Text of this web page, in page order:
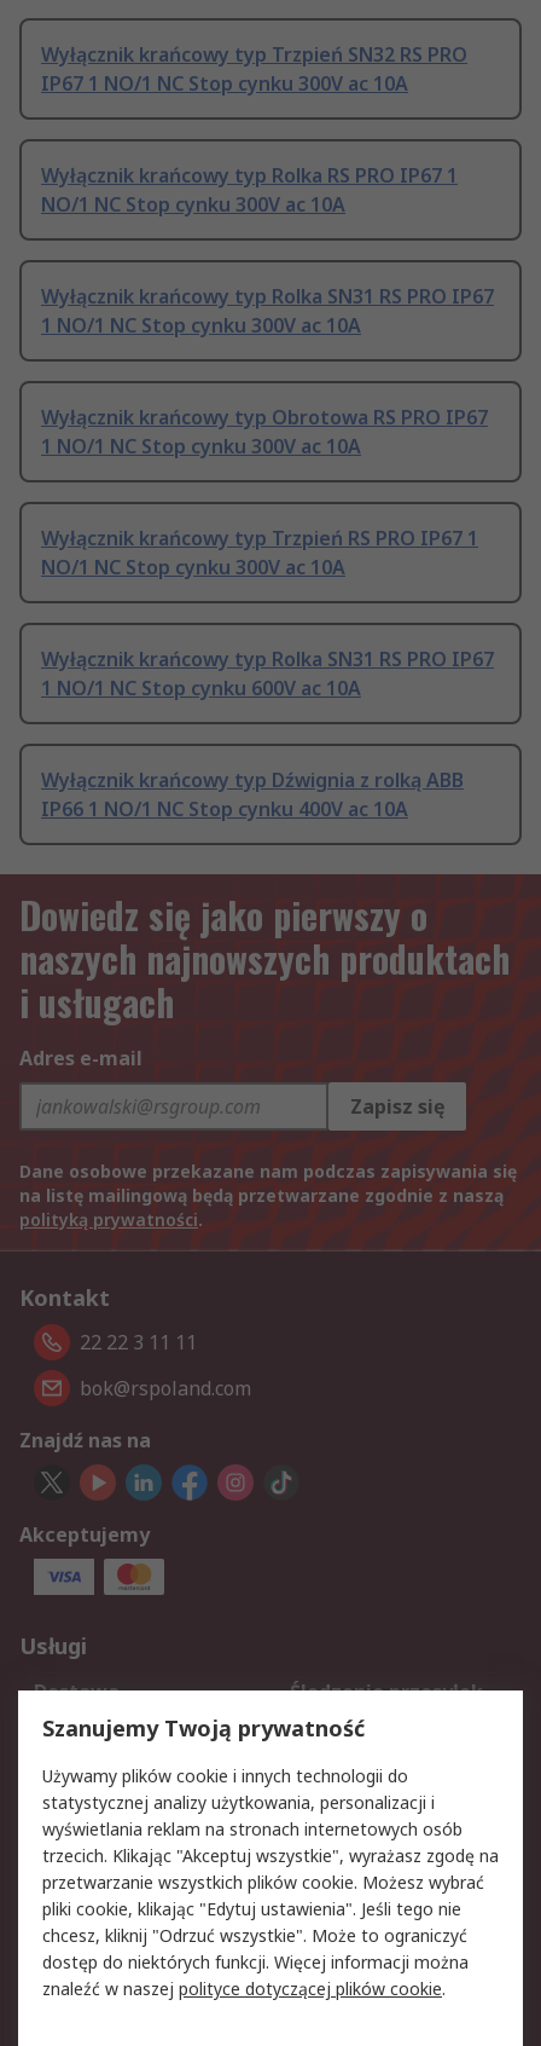
Wyłącznik krańcowy typ Trzpień SN32 RS PRO
IP67 1 NO/1 NC Stop cynku 300V ac 10A
Wyłącznik krańcowy typ Rolka RS PRO IP67 1
NO/1 NC Stop cynku 300V ac 10A
Wyłącznik krańcowy typ Rolka SN31 RS PRO IP67
1 NO/1 NC Stop cynku 300V ac 10A
Wyłącznik krańcowy typ Obrotowa RS PRO IP67
1 NO/1 NC Stop cynku 300V ac 10A
Wyłącznik krańcowy typ Trzpień RS PRO IP67 1
NO/1 NC Stop cynku 300V ac 10A
Wyłącznik krańcowy typ Rolka SN31 RS PRO IP67
1 NO/1 NC Stop cynku 600V ac 10A
Wyłącznik krańcowy typ Dźwignia z rolką ABB
IP66 1 NO/1 NC Stop cynku 400V ac 10A
Dowiedz się jako pierwszy o
naszych najnowszych produktach
i usługach
Adres e-mail
Zapisz się
Dane osobowe przekazane nam podczas zapisywania się
na listę mailingową będą przetwarzane zgodnie z naszą
polityką prywatności.
Kontakt
22 22 3 11 11
bok@rspoland.com
Znajdź nas na
Akceptujemy
Usługi
Dostawa
Śledzenie przesyłek
Reklamacje i zwroty
Rejestracja
Aspekty prawne
Bezpieczeństwo e-
maila
Polityka dotycząca
plików cookie
Polityka prywatności
Użytkowanie witryny
Zastrzeżenia prawne
Warunki Sprzedaży
Szanujemy Twoją prywatność
Używamy plików cookie i innych technologii do
statystycznej analizy użytkowania, personalizacji i
wyświetlania reklam na stronach internetowych osób
trzecich. Klikając "Akceptuj wszystkie", wyrażasz zgodę na
przetwarzanie wszystkich plików cookie. Możesz wybrać
pliki cookie, klikając "Edytuj ustawienia". Jeśli tego nie
chcesz, kliknij "Odrzuć wszystkie". Może to ograniczyć
dostęp do niektórych funkcji. Więcej informacji można
znaleźć w naszej polityce dotyczącej plików cookie.